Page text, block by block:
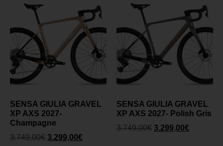
SENSA GIULIA GRAVEL
XP AXS 2027-
Champagne
3.749,00€ 3.299,00€
SENSA GIULIA GRAVEL
XP AXS 2027- Polish Gris
3.749,00€ 3.299,00€